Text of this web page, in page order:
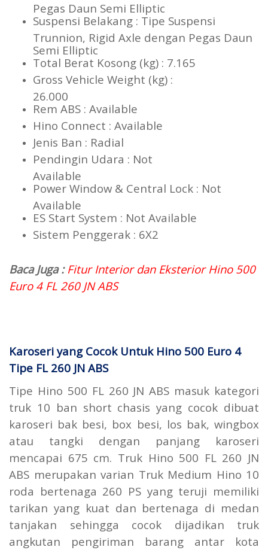
Pegas Daun Semi Elliptic
Suspensi Belakang : Tipe Suspensi
Trunnion, Rigid Axle dengan Pegas Daun
Semi Elliptic
Total Berat Kosong (kg) : 7.165
Gross Vehicle Weight (kg) :
26.000
Rem ABS : Available
Hino Connect : Available
Jenis Ban : Radial
Pendingin Udara : Not
Available
Power Window & Central Lock : Not
Available
ES Start System : Not Available
Sistem Penggerak : 6X2
Baca Juga : Fitur Interior dan Eksterior Hino 500
Euro 4 FL 260 JN ABS
Karoseri yang Cocok Untuk Hino 500 Euro 4
Tipe FL 260 JN ABS
Tipe Hino 500 FL 260 JN ABS masuk kategori
truk 10 ban short chasis yang cocok dibuat
karoseri bak besi, box besi, los bak, wingbox
atau tangki dengan panjang karoseri
mencapai 675 cm. Truk Hino 500 FL 260 JN
ABS merupakan varian Truk Medium Hino 10
roda bertenaga 260 PS yang teruji memiliki
tarikan yang kuat dan bertenaga di medan
tanjakan sehingga cocok dijadikan truk
angkutan pengiriman barang antar kota